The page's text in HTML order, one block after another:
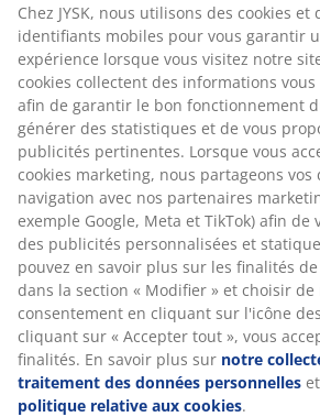
« Vous aimez un look vintage simple
parure de lit BIBIest faite pour vous
Cette parure de lit est composée à
présente une jolie broderie
devant, une tendance que l’on
dans le secteur de l’habillement. Le
style ajoute un élément artisanal au
atmosphère romantique dans la
Chez JYSK, nous utilisons des cookies et
identifiants mobiles pour vous garantir
expérience lorsque vous visitez notre
cookies collectent des informations
afin de garantir le bon fonctionnement
générer des statistiques et de vous
publicités pertinentes. Lorsque vous
cookies marketing, nous partageons vos
navigation avec nos partenaires
exemple Google, Meta et TikTok) afin de
des publicités personnalisées et
pouvez en savoir plus sur les finalités de
dans la section « Modifier » et choisir
consentement en cliquant sur l'icône
cliquant sur « Accepter tout », vous
finalités. En savoir plus sur notre
traitement des données personnelles et
politique relative aux cookies.